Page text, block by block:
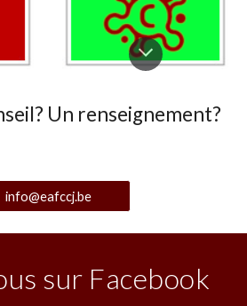
Un renseignement?
info@eafccj.be
sur Facebook